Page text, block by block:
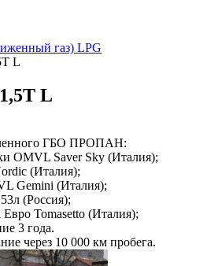
газ) LPG
L
L
ГБО ПРОПАН:
OMVL Saver Sky (Италия);
(Италия);
Gemini (Италия);
(Россия);
Tomasetto (Италия);
3 года.
через 10 000 км пробега.